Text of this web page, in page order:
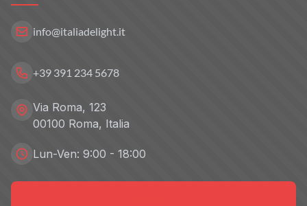
info@italiadelight.it
+39 391 234 5678
Via Roma, 123
00100 Roma, Italia
Lun-Ven: 9:00 - 18:00